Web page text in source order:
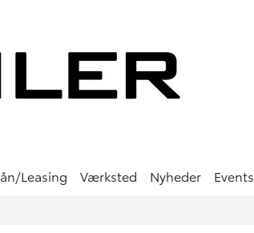
Leasing Værksted Nyheder Events